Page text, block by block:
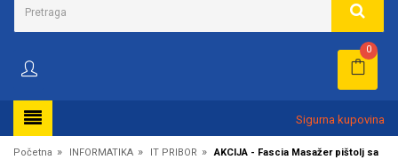
0
Sigurna kupovina
Početna » INFORMATIKA » IT PRIBOR »
AKCIJA - Fascia Masažer pištolj sa